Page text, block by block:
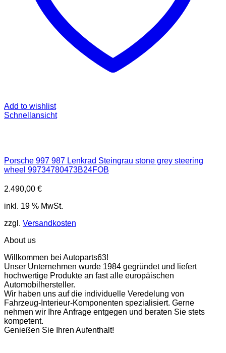
Add to wishlist
Schnellansicht
Porsche 997 987 Lenkrad Steingrau stone grey steering
wheel 99734780473B24FOB
2.490,00 €
inkl. 19 % MwSt.
zzgl. Versandkosten
About us
Willkommen bei Autoparts63!
Unser Unternehmen wurde 1984 gegründet und liefert
hochwertige Produkte an fast alle europäischen
Automobilhersteller.
Wir haben uns auf die individuelle Veredelung von
Fahrzeug-Interieur-Komponenten spezialisiert. Gerne
nehmen wir Ihre Anfrage entgegen und beraten Sie stets
kompetent.
Genießen Sie Ihren Aufenthalt!